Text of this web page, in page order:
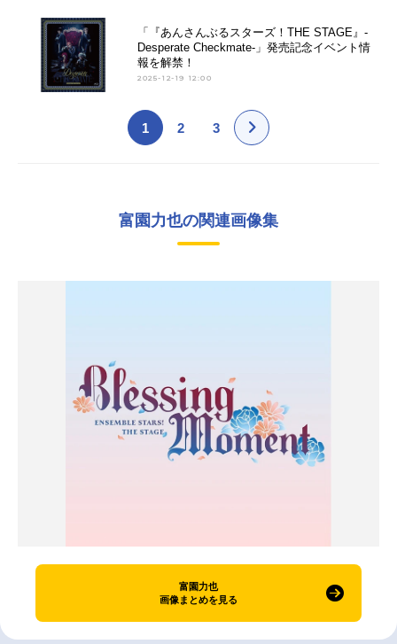
「『あんさんぶるスターズ！THE STAGE』-
Desperate Checkmate-」発売記念イベント情
報を解禁！
2025-12-19 12:00
1 2 3
富園力也の関連画像集
富園力也
画像まとめを見る